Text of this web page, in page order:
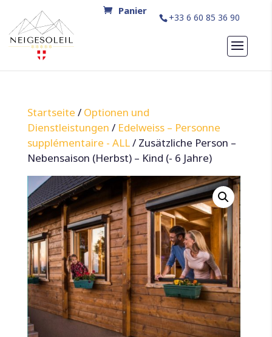
+33 6 60 85 36 90
Startseite / Optionen und
Dienstleistungen / Edelweiss – Personne
supplémentaire - ALL/ Zusätzliche Person –
Nebensaison (Herbst) – Kind (- 6 Jahre)